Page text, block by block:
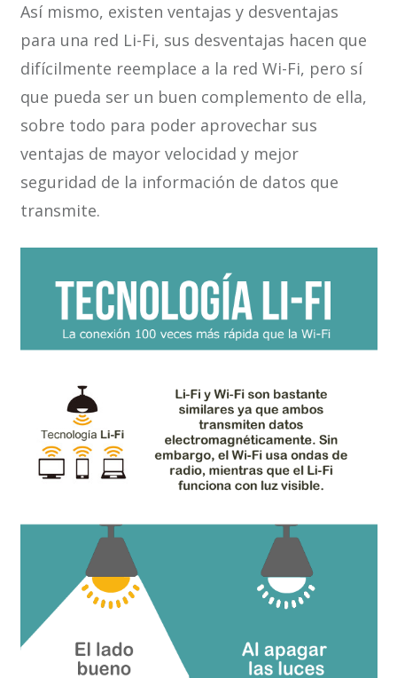
Así mismo, existen ventajas y desventajas
para una red Li-Fi, sus desventajas hacen que
difícilmente reemplace a la red Wi-Fi, pero sí
que pueda ser un buen complemento de ella,
sobre todo para poder aprovechar sus
ventajas de mayor velocidad y mejor
seguridad de la información de datos que
transmite.